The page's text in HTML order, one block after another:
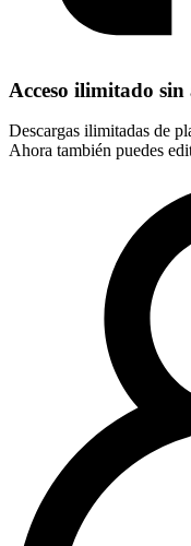
Acceso ilimitado sin
Descargas ilimitadas de
Ahora también puedes